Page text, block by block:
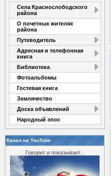
Села Краснослободского
района
О почетных жителях
района
Путеводитель
Адресная и телефонная
книга
Библиотека
Фотоальбомы
Гостевая книга
Землячество
Доска объявлений
Народный эпос
Канал на YouTube
Говорит и показывает...